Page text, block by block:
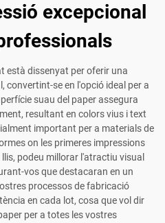
excepcional
està dissenyat per oferir una
convertint-se en l'opció ideal per a
suau del paper assegura
resultant en colors vius i text
important per a materials de
on les primeres impressions
podeu millorar l'atractiu visual
vos que destacaran en un
processos de fabricació
en cada lot, cosa que vol dir
per a totes les vostres